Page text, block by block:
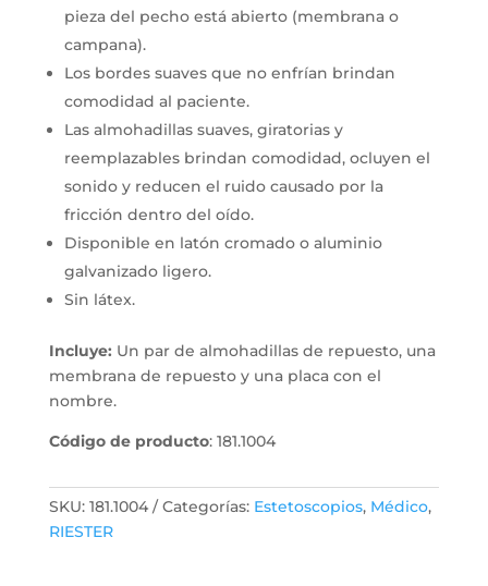
pieza del pecho está abierto (membrana o
campana).
Los bordes suaves que no enfrían brindan
comodidad al paciente.
Las almohadillas suaves, giratorias y
reemplazables brindan comodidad, ocluyen el
sonido y reducen el ruido causado por la
fricción dentro del oído.
Disponible en latón cromado o aluminio
galvanizado ligero.
Sin látex.
Incluye: Un par de almohadillas de repuesto, una
membrana de repuesto y una placa con el
nombre.
Código de producto: 181.1004
SKU: 181.1004 Categorías: Estetoscopios, Médico,
RIESTER